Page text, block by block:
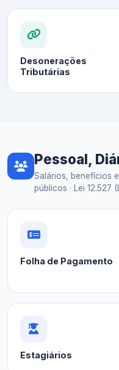
Desonerações
Tributárias
Pessoal,
Salários, benefícios
públicos · Lei 12.527
Folha de Pagamento
Estagiários